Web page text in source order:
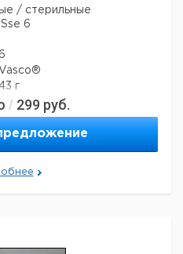
/ стерильные
6
6
Vasco®
г
данные могут
/ 299 руб.